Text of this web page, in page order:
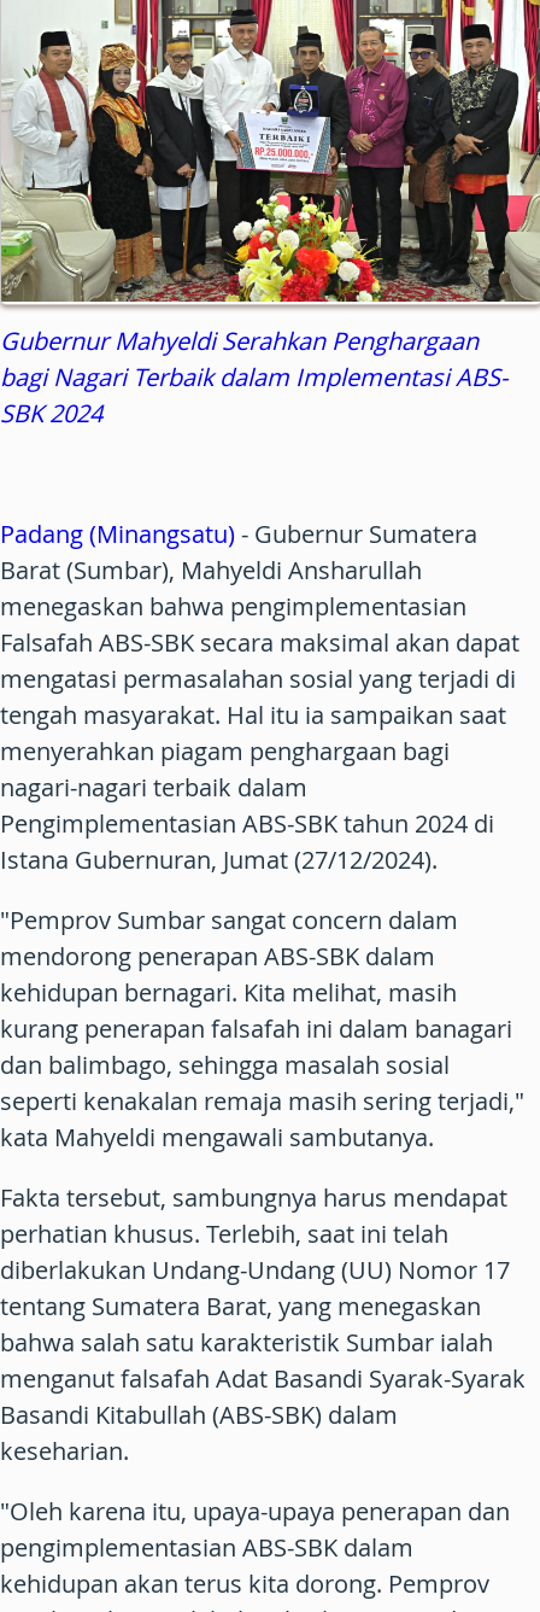
Gubernur Mahyeldi Serahkan Penghargaan
bagi Nagari Terbaik dalam Implementasi ABS-
SBK 2024
Padang (Minangsatu)- Gubernur Sumatera
Barat (Sumbar), Mahyeldi Ansharullah
menegaskan bahwa pengimplementasian
Falsafah ABS-SBK secara maksimal akan dapat
mengatasi permasalahan sosial yang terjadi di
tengah masyarakat. Hal itu ia sampaikan saat
menyerahkan piagam penghargaan bagi
nagari-nagari terbaik dalam
Pengimplementasian ABS-SBK tahun 2024 di
Istana Gubernuran, Jumat (27/12/2024).
"Pemprov Sumbar sangat concern dalam
mendorong penerapan ABS-SBK dalam
kehidupan bernagari. Kita melihat, masih
kurang penerapan falsafah ini dalam banagari
dan balimbago, sehingga masalah sosial
seperti kenakalan remaja masih sering terjadi,"
kata Mahyeldi mengawali sambutanya.
Fakta tersebut, sambungnya harus mendapat
perhatian khusus. Terlebih, saat ini telah
diberlakukan Undang-Undang (UU) Nomor 17
tentang Sumatera Barat, yang menegaskan
bahwa salah satu karakteristik Sumbar ialah
menganut falsafah Adat Basandi Syarak-Syarak
Basandi Kitabullah (ABS-SBK) dalam
keseharian.
"Oleh karena itu, upaya-upaya penerapan dan
pengimplementasian ABS-SBK dalam
kehidupan akan terus kita dorong. Pemprov